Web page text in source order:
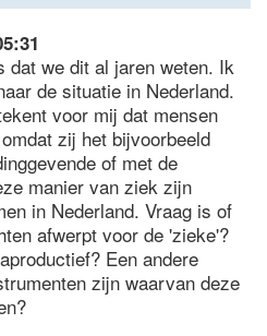
dat we dit al jaren weten. Ik
de situatie in Nederland.
voor mij dat mensen
zij het bijvoorbeeld
of met de
manier van ziek zijn
in Nederland. Vraag is of
afwerpt voor de 'zieke'?
Een andere
zijn waarvan deze